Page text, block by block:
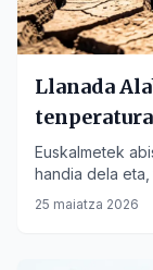
Llanada
Euskalmetek
handia dela
haizea direla eta.
25 maiatza 2026